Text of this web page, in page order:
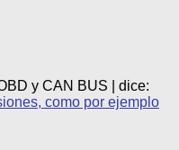
y CAN BUS | dice:
como por ejemplo